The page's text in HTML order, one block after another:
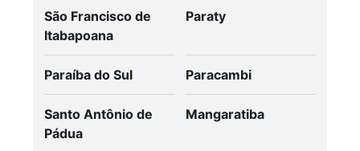
São Francisco de
Itabapoana
Paraty
Paraíba do Sul Paracambi
Santo Antônio de
Pádua
Mangaratiba